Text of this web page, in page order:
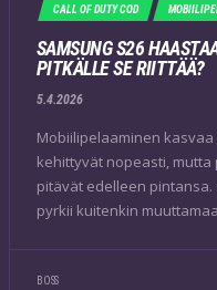
CALL OF DUTY COD
SAMSUNG S26
PITKÄLLE SE RIITTÄÄ?
5.4.2026
Mobiilipelaaminen
kehittyvät nopeasti,
pitävät edelleen pintansa.
pyrkii kuitenkin
BOSS